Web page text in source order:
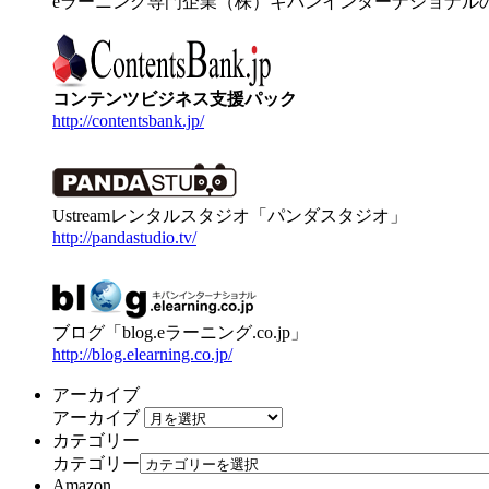
コンテンツビジネス支援パック
http://contentsbank.jp/
Ustreamレンタルスタジオ「パンダスタジオ」
http://pandastudio.tv/
ブログ「blog.eラーニング.co.jp」
http://blog.elearning.co.jp/
アーカイブ
アーカイブ
カテゴリー
カテゴリー
Amazon